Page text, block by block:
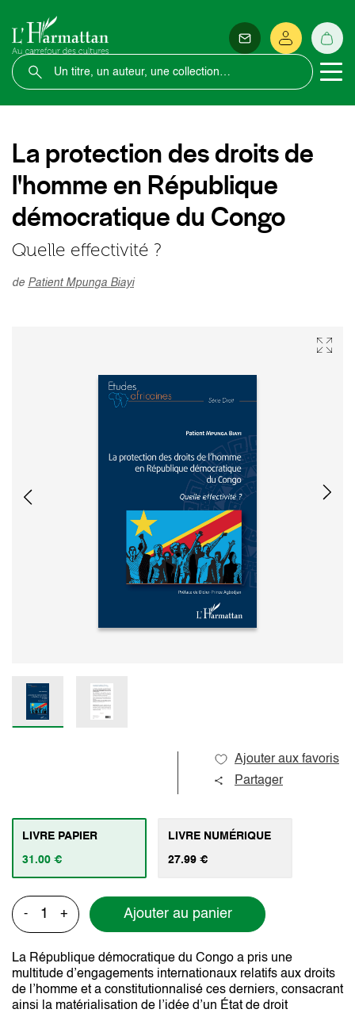
La protection des droits de
l'homme en République
démocratique du Congo
Quelle effectivité ?
de Patient Mpunga Biayi
Ajouter aux favoris
Partager
LIVRE PAPIER
31.00 €
LIVRE NUMÉRIQUE
27.99 €
- + Ajouter au panier
La République démocratique du Congo a pris une
multitude d’engagements internationaux relatifs aux droits
de l’homme et a constitutionnalisé ces derniers, consacrant
ainsi la matérialisation de l’idée d’un État de droit